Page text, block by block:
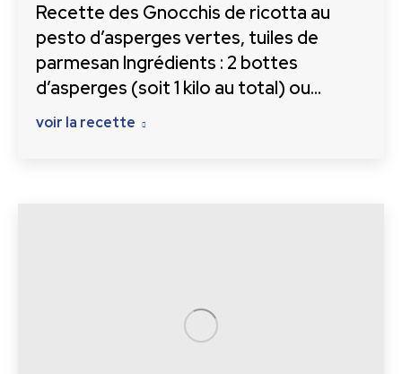
Recette des Gnocchis de ricotta au
pesto d’asperges vertes, tuiles de
parmesan Ingrédients : 2 bottes
d’asperges (soit 1 kilo au total) ou…
voir la recette